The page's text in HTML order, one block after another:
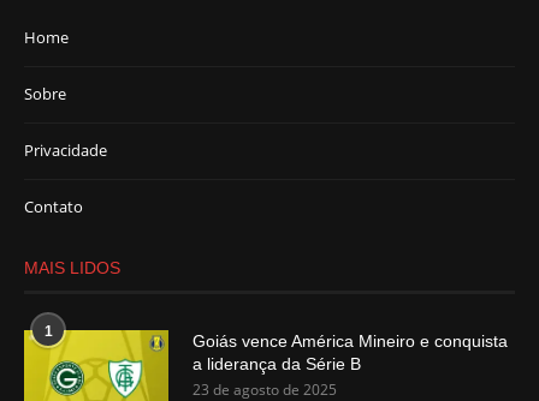
Home
Sobre
Privacidade
Contato
MAIS LIDOS
1
Goiás vence América Mineiro e conquista
a liderança da Série B
23 de agosto de 2025